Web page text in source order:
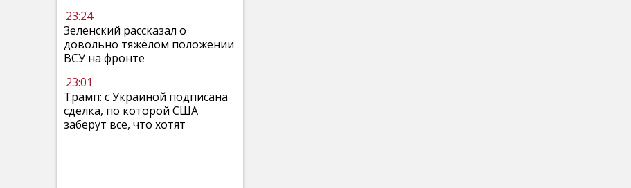
23:24
Зеленский рассказал о
довольно тяжёлом положении
ВСУ на фронте
23:01
Трамп: с Украиной подписана
сделка, по которой США
заберут все, что хотят